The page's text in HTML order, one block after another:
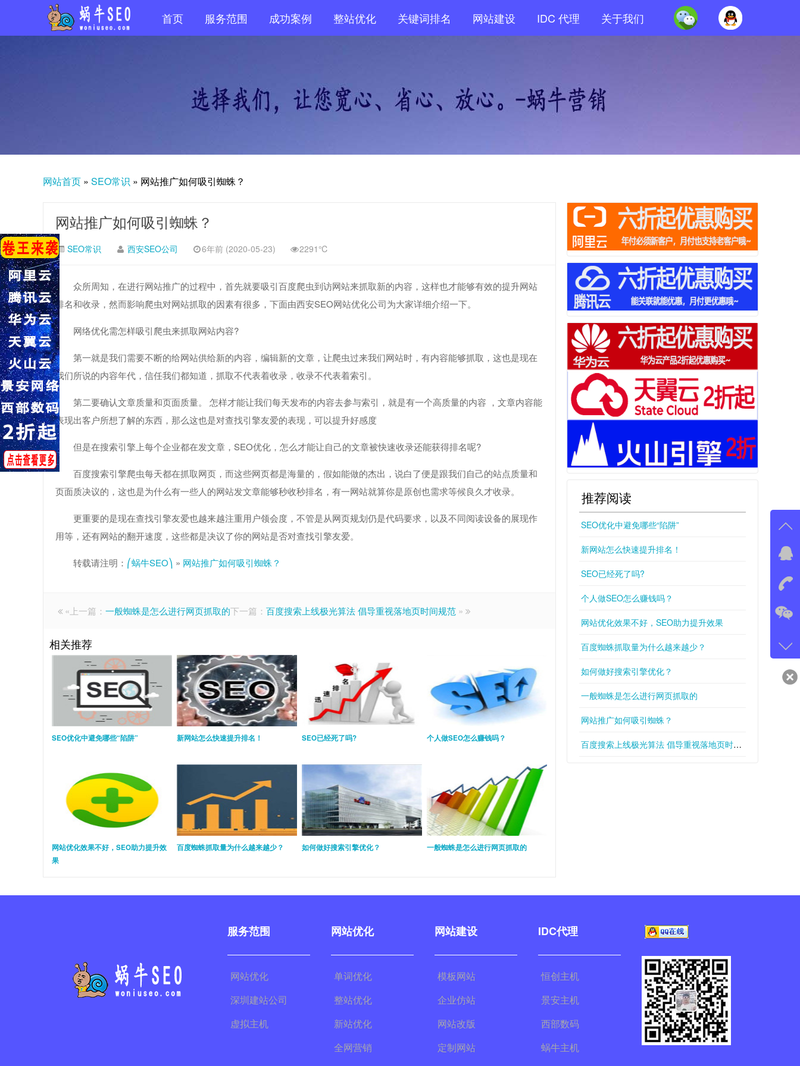
首页 服务范围 成功案例 整站优化 关键词排名 网站建设 IDC 代理 关于我们
网站首页 » SEO常识 » 网站推广如何吸引蜘蛛？
网站推广如何吸引蜘蛛？
SEO常识 西安SEO公司 6年前 (2020-05-23) 2291℃
众所周知，在进行网站推广的过程中，首先就要吸引百度爬虫到访网站来抓取新的内容，这样也才能够有效的提升网站
排名和收录，然而影响爬虫对网站抓取的因素有很多，下面由西安SEO网站优化公司为大家详细介绍一下。
网络优化需怎样吸引爬虫来抓取网站内容?
第一就是我们需要不断的给网站供给新的内容，编辑新的文章，让爬虫过来我们网站时，有内容能够抓取，这也是现在
我们所说的内容年代，信任我们都知道，抓取不代表着收录，收录不代表着索引。
第二要确认文章质量和页面质量。 怎样才能让我们每天发布的内容去参与索引，就是有一个高质量的内容 ，文章内容能
表现出客户所想了解的东西，那么这也是对查找引擎友爱的表现，可以提升好感度
但是在搜索引擎上每个企业都在发文章，SEO优化，怎么才能让自己的文章被快速收录还能获得排名呢?
百度搜索引擎爬虫每天都在抓取网页，而这些网页都是海量的，假如能做的杰出，说白了便是跟我们自己的站点质量和
页面质决议的，这也是为什么有一些人的网站发文章能够秒收秒排名，有一网站就算你是原创也需求等候良久才收录。
更重要的是现在查找引擎友爱也越来越注重用户领会度，不管是从网页规划仍是代码要求，以及不同阅读设备的展现作
用等，还有网站的翻开速度，这些都是决议了你的网站是否对查找引擎友爱。
转载请注明： ⎛蜗牛SEO⎞ » 网站推广如何吸引蜘蛛？
«上一篇： 一般蜘蛛是怎么进行网页抓取的下一篇： 百度搜索上线极光算法 倡导重视落地页时间规范 »
相关推荐
SEO优化中避免哪些“陷阱” 新网站怎么快速提升排名！ SEO已经死了吗? 个人做SEO怎么赚钱吗？
网站优化效果不好，SEO助力提升效
果
百度蜘蛛抓取量为什么越来越少？ 如何做好搜索引擎优化？ 一般蜘蛛是怎么进行网页抓取的
推荐阅读
SEO优化中避免哪些“陷阱”
新网站怎么快速提升排名！
SEO已经死了吗?
个人做SEO怎么赚钱吗？
网站优化效果不好，SEO助力提升效果
百度蜘蛛抓取量为什么越来越少？
如何做好搜索引擎优化？
一般蜘蛛是怎么进行网页抓取的
网站推广如何吸引蜘蛛？
百度搜索上线极光算法 倡导重视落地页时间规范
服务范围
网站优化
深圳建站公司
虚拟主机
网站优化
单词优化
整站优化
新站优化
全网营销
网站建设
模板网站
企业仿站
网站改版
定制网站
IDC代理
恒创主机
景安主机
西部数码
蜗牛主机
在线
我
微信
qq